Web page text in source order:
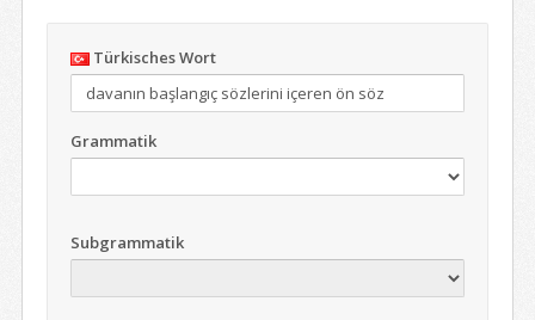
Türkisches Wort
Grammatik
Subgrammatik